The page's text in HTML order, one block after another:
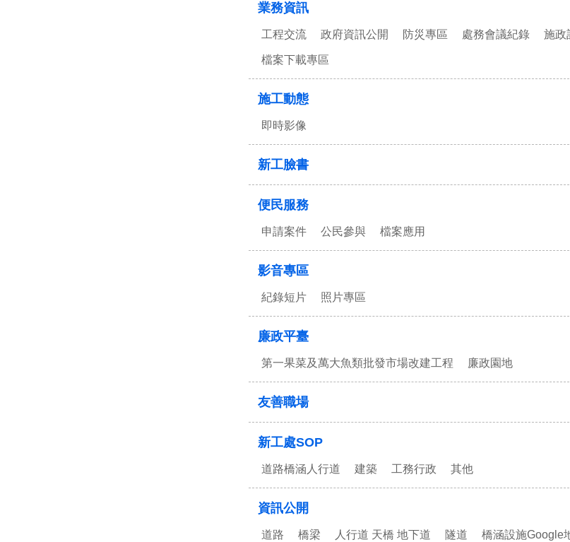
業務資訊
工程交流 政府資訊公開 防災專區 處務會議紀錄 施政
檔案下載專區
施工動態
即時影像
新工臉書
便民服務
申請案件 公民參與 檔案應用
影音專區
紀錄短片 照片專區
廉政平臺
第一果菜及萬大魚類批發市場改建工程 廉政園地
友善職場
新工處SOP
道路橋涵人行道 建築 工務行政 其他
資訊公開
道路 橋梁 人行道 天橋 地下道 隧道 橋涵設施Google